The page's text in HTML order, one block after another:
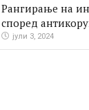
Рангирање на
според
перформаси во
набавки
јули 3, 2024